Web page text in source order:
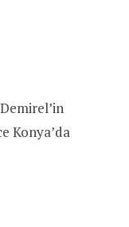
Konya’da